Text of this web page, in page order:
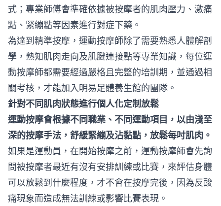
式；專業師傅會準確依據被按摩者的肌肉壓力、激痛
點、緊繃點等因素進行對症下藥。
為達到精準按摩，運動按摩師除了需要熟悉人體解剖
學，熟知肌肉走向及肌腱連接點等專業知識，每位運
動按摩師都需要經過嚴格且完整的培訓期，並通過相
關考核，才能加入明易足體養生館的團隊。
針對不同肌肉狀態進行個人化定制放鬆
運動按摩會根據不同職業、不同運動項目，以由淺至
深的按摩手法，舒緩緊繃及沾黏點，放鬆每吋肌肉。
如果是運動員，在開始按摩之前，運動按摩師會先詢
問被按摩者最近有沒有安排訓練或比賽，來評估身體
可以放鬆到什麼程度，才不會在按摩完後，因為反酸
痛現象而造成無法訓練或影響比賽表現。